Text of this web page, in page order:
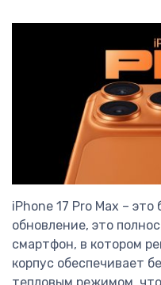
iPhone 17 Pro Max –
обновление, это
смартфон, в котором
корпус обеспечивает